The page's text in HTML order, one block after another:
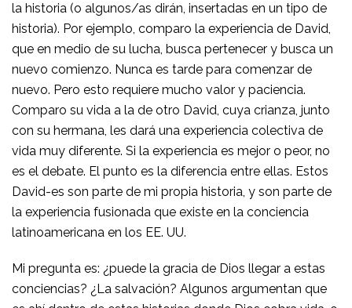
la historia (o algunos/as dirán, insertadas en un tipo de
historia). Por ejemplo, comparo la experiencia de David,
que en medio de su lucha, busca pertenecer y busca un
nuevo comienzo. Nunca es tarde para comenzar de
nuevo. Pero esto requiere mucho valor y paciencia.
Comparo su vida a la de otro David, cuya crianza, junto
con su hermana, les dará una experiencia colectiva de
vida muy diferente. Si la experiencia es mejor o peor, no
es el debate. El punto es la diferencia entre ellas. Estos
David-es son parte de mi propia historia, y son parte de
la experiencia fusionada que existe en la conciencia
latinoamericana en los EE. UU.
Mi pregunta es: ¿puede la gracia de Dios llegar a estas
conciencias? ¿La salvación? Algunos argumentan que